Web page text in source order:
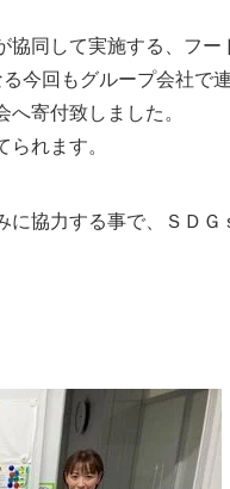
同して実施する、フー
今回もグループ会社で
寄付致しました。
れます。
協力する事で、ＳＤＧ